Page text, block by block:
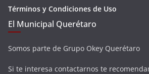
Términos y Condiciones de Uso
El Municipal Querétaro
Somos parte de Grupo Okey Querétaro
Si te interesa contactarnos te